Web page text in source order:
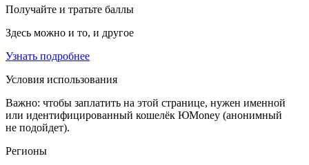
Получайте и тратьте баллы
Здесь можно и то, и другое
Узнать подробнее
Условия использования
Важно: чтобы заплатить на этой странице, нужен именной
или идентифицированный кошелёк ЮMoney (анонимный
не подойдет).
Регионы